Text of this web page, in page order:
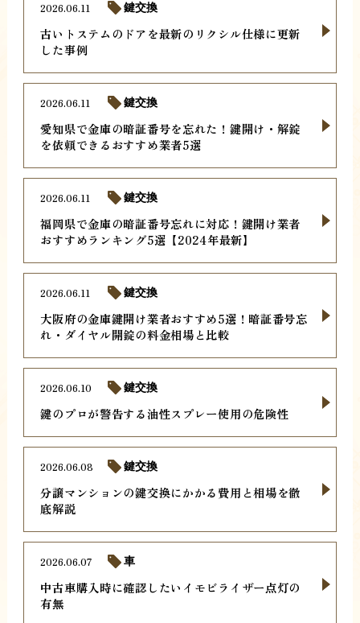
古いトステムのドアを最新のリクシル仕様に更新
した事例
2026.06.11 鍵交換
愛知県で金庫の暗証番号を忘れた！鍵開け・解錠
を依頼できるおすすめ業者5選
2026.06.11 鍵交換
福岡県で金庫の暗証番号忘れに対応！鍵開け業者
おすすめランキング5選【2024年最新】
2026.06.11 鍵交換
大阪府の金庫鍵開け業者おすすめ5選！暗証番号忘
れ・ダイヤル開錠の料金相場と比較
2026.06.11 鍵交換
鍵のプロが警告する油性スプレー使用の危険性
2026.06.10 鍵交換
分譲マンションの鍵交換にかかる費用と相場を徹
底解説
2026.06.08 鍵交換
中古車購入時に確認したいイモビライザー点灯の
有無
2026.06.07 車